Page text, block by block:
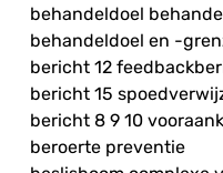
behandeldoel
behandeldoel en -
bericht 12
bericht 15
bericht 8 9 10
beroerte preventie